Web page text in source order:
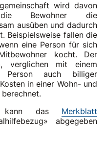
wird davon
Bewohner die
ausüben und dadurch
Beispielsweise fallen die
eine Person für sich
kocht. Der
verglichen mit einem
Person auch billiger
in einer Wohn- und
kann das Merkblatt
abgegeben